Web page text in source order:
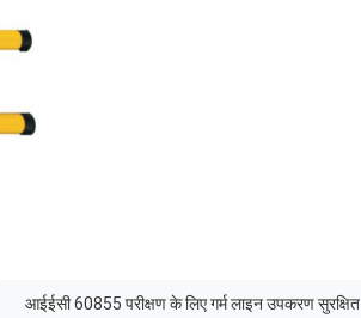
आईईसी 60855 परीक्षण के लिए गर्म लाइन उपकरण सुरक्षित